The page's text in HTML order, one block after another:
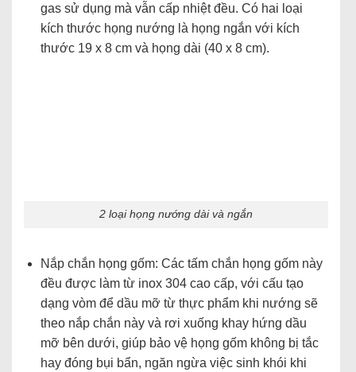
gas sử dụng mà vẫn cấp nhiệt đều. Có hai loại
kích thước họng nướng là họng ngắn với kích
thước 19 x 8 cm và họng dài (40 x 8 cm).
2 loại họng nướng dài và ngắn
Nắp chắn họng gốm: Các tấm chắn họng gốm này
đều được làm từ inox 304 cao cấp, với cấu tạo
dạng vòm để dầu mỡ từ thực phẩm khi nướng sẽ
theo nắp chắn này và rơi xuống khay hứng dầu
mỡ bên dưới, giúp bảo vệ họng gốm không bị tắc
hay đóng bụi bẩn, ngăn ngừa việc sinh khói khi